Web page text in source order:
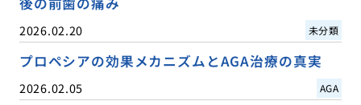
2026.02.20 未分類
プロペシアの効果メカニズムとAGA治療の真実
2026.02.05 AGA